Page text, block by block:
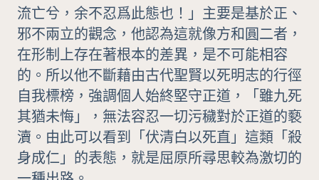
流亡兮，余不忍爲此態也！」主要是基於正、
邪不兩立的觀念，他認為這就像方和圓二者，
在形制上存在著根本的差異，是不可能相容
的。所以他不斷藉由古代聖賢以死明志的行徑
自我標榜，強調個人始終堅守正道，「雖九死
其猶未悔」，無法容忍一切污穢對於正道的褻
瀆。由此可以看到「伏清白以死直」這類「殺
身成仁」的表態，就是屈原所尋思較為激切的